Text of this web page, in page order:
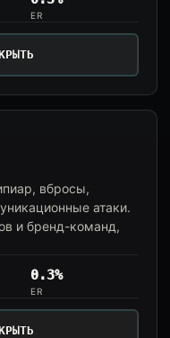
ER
вбросы,
атаки.
и бренд-команд,
0.3%
ER